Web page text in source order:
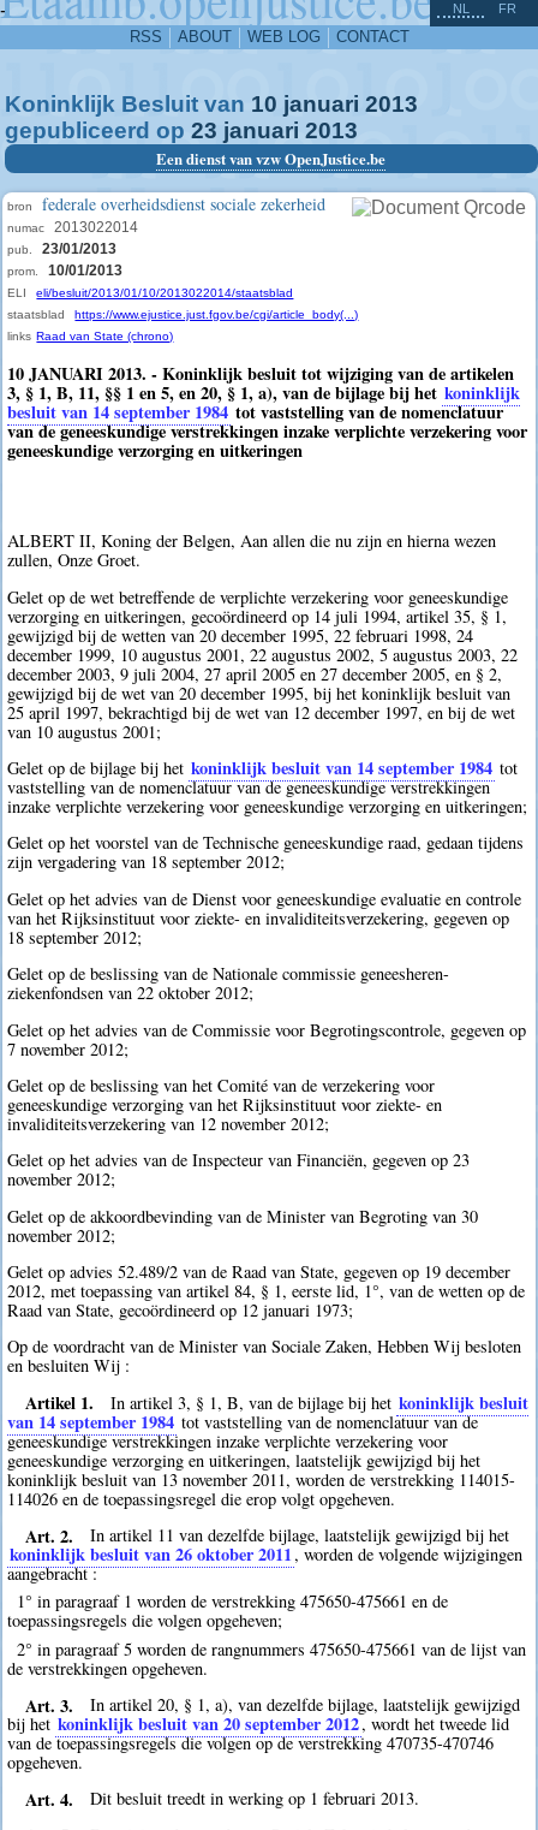
-
RSS ABOUT WEB LOG CONTACT
NL FR
Koninklijk Besluit van 10 januari 2013
gepubliceerd op 23 januari 2013
Een dienst van vzw OpenJustice.be
bron federale overheidsdienst sociale zekerheid
numac 2013022014
pub. 23/01/2013
prom. 10/01/2013
ELI
eli/besluit/2013/01/10/2013022014/staatsblad
staatsblad
https://www.ejustice.just.fgov.be/cgi/article_body(...)
links Raad van State (chrono)
10 JANUARI 2013. - Koninklijk besluit tot wijziging van de artikelen
3, § 1, B, 11, §§ 1 en 5, en 20, § 1, a), van de bijlage bij het koninklijk
besluit van 14 september 1984 tot vaststelling van de nomenclatuur
van de geneeskundige verstrekkingen inzake verplichte verzekering voor
geneeskundige verzorging en uitkeringen
ALBERT II, Koning der Belgen, Aan allen die nu zijn en hierna wezen
zullen, Onze Groet.
Gelet op de wet betreffende de verplichte verzekering voor geneeskundige
verzorging en uitkeringen, gecoördineerd op 14 juli 1994, artikel 35, § 1,
gewijzigd bij de wetten van 20 december 1995, 22 februari 1998, 24
december 1999, 10 augustus 2001, 22 augustus 2002, 5 augustus 2003, 22
december 2003, 9 juli 2004, 27 april 2005 en 27 december 2005, en § 2,
gewijzigd bij de wet van 20 december 1995, bij het koninklijk besluit van
25 april 1997, bekrachtigd bij de wet van 12 december 1997, en bij de wet
van 10 augustus 2001;
Gelet op de bijlage bij het koninklijk besluit van 14 september 1984 tot
vaststelling van de nomenclatuur van de geneeskundige verstrekkingen
inzake verplichte verzekering voor geneeskundige verzorging en uitkeringen;
Gelet op het voorstel van de Technische geneeskundige raad, gedaan tijdens
zijn vergadering van 18 september 2012;
Gelet op het advies van de Dienst voor geneeskundige evaluatie en controle
van het Rijksinstituut voor ziekte- en invaliditeitsverzekering, gegeven op
18 september 2012;
Gelet op de beslissing van de Nationale commissie geneesheren-
ziekenfondsen van 22 oktober 2012;
Gelet op het advies van de Commissie voor Begrotingscontrole, gegeven op
7 november 2012;
Gelet op de beslissing van het Comité van de verzekering voor
geneeskundige verzorging van het Rijksinstituut voor ziekte- en
invaliditeitsverzekering van 12 november 2012;
Gelet op het advies van de Inspecteur van Financiën, gegeven op 23
november 2012;
Gelet op de akkoordbevinding van de Minister van Begroting van 30
november 2012;
Gelet op advies 52.489/2 van de Raad van State, gegeven op 19 december
2012, met toepassing van artikel 84, § 1, eerste lid, 1°, van de wetten op de
Raad van State, gecoördineerd op 12 januari 1973;
Op de voordracht van de Minister van Sociale Zaken, Hebben Wij besloten
en besluiten Wij :
Artikel 1. In artikel 3, § 1, B, van de bijlage bij het koninklijk besluit
van 14 september 1984 tot vaststelling van de nomenclatuur van de
geneeskundige verstrekkingen inzake verplichte verzekering voor
geneeskundige verzorging en uitkeringen, laatstelijk gewijzigd bij het
koninklijk besluit van 13 november 2011, worden de verstrekking 114015-
114026 en de toepassingsregel die erop volgt opgeheven.
Art. 2. In artikel 11 van dezelfde bijlage, laatstelijk gewijzigd bij het
koninklijk besluit van 26 oktober 2011, worden de volgende wijzigingen
aangebracht :
1° in paragraaf 1 worden de verstrekking 475650-475661 en de
toepassingsregels die volgen opgeheven;
2° in paragraaf 5 worden de rangnummers 475650-475661 van de lijst van
de verstrekkingen opgeheven.
Art. 3.
In artikel 20, § 1, a), van dezelfde bijlage, laatstelijk gewijzigd
bij het koninklijk besluit van 20 september 2012, wordt het tweede lid
van de toepassingsregels die volgen op de verstrekking 470735-470746
opgeheven.
Art. 4. Dit besluit treedt in werking op 1 februari 2013.
^